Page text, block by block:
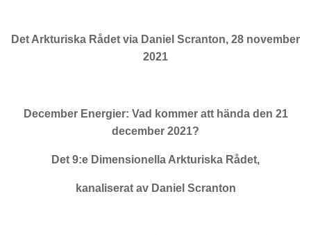
Det Arkturiska Rådet via Daniel Scranton, 28 november
2021
December Energier: Vad kommer att hända den 21
december 2021?
Det 9:e Dimensionella Arkturiska Rådet,
kanaliserat av Daniel Scranton